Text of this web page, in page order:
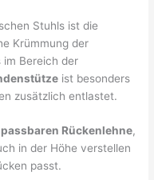
Stuhls ist die
Krümmung der
im Bereich der
ist besonders
zusätzlich entlastet.
Rückenlehne,
in der Höhe verstellen
passt.